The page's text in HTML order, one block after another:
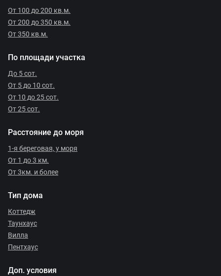
От 100 до 200 кв.м.
От 200 до 350 кв.м.
От 350 кв.м.
По площади участка
До 5 сот.
От 5 до 10 сот.
От 10 до 25 сот.
От 25 сот.
Расстояние до моря
1-я береговая, у моря
От 1 до 3 км.
От 3км. и более
Тип дома
Коттедж
Таунхаус
Вилла
Пентхаус
Доп. условия